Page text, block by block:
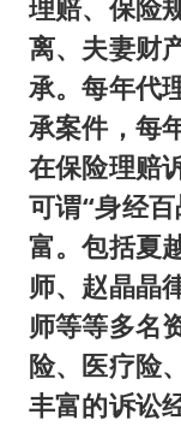
理赔、保险
离、夫妻财
承。每年代
承案件，每
在保险理赔
可谓“身经
富。包括夏
师、赵晶晶
师等等多名
险、医疗险
丰富的诉讼